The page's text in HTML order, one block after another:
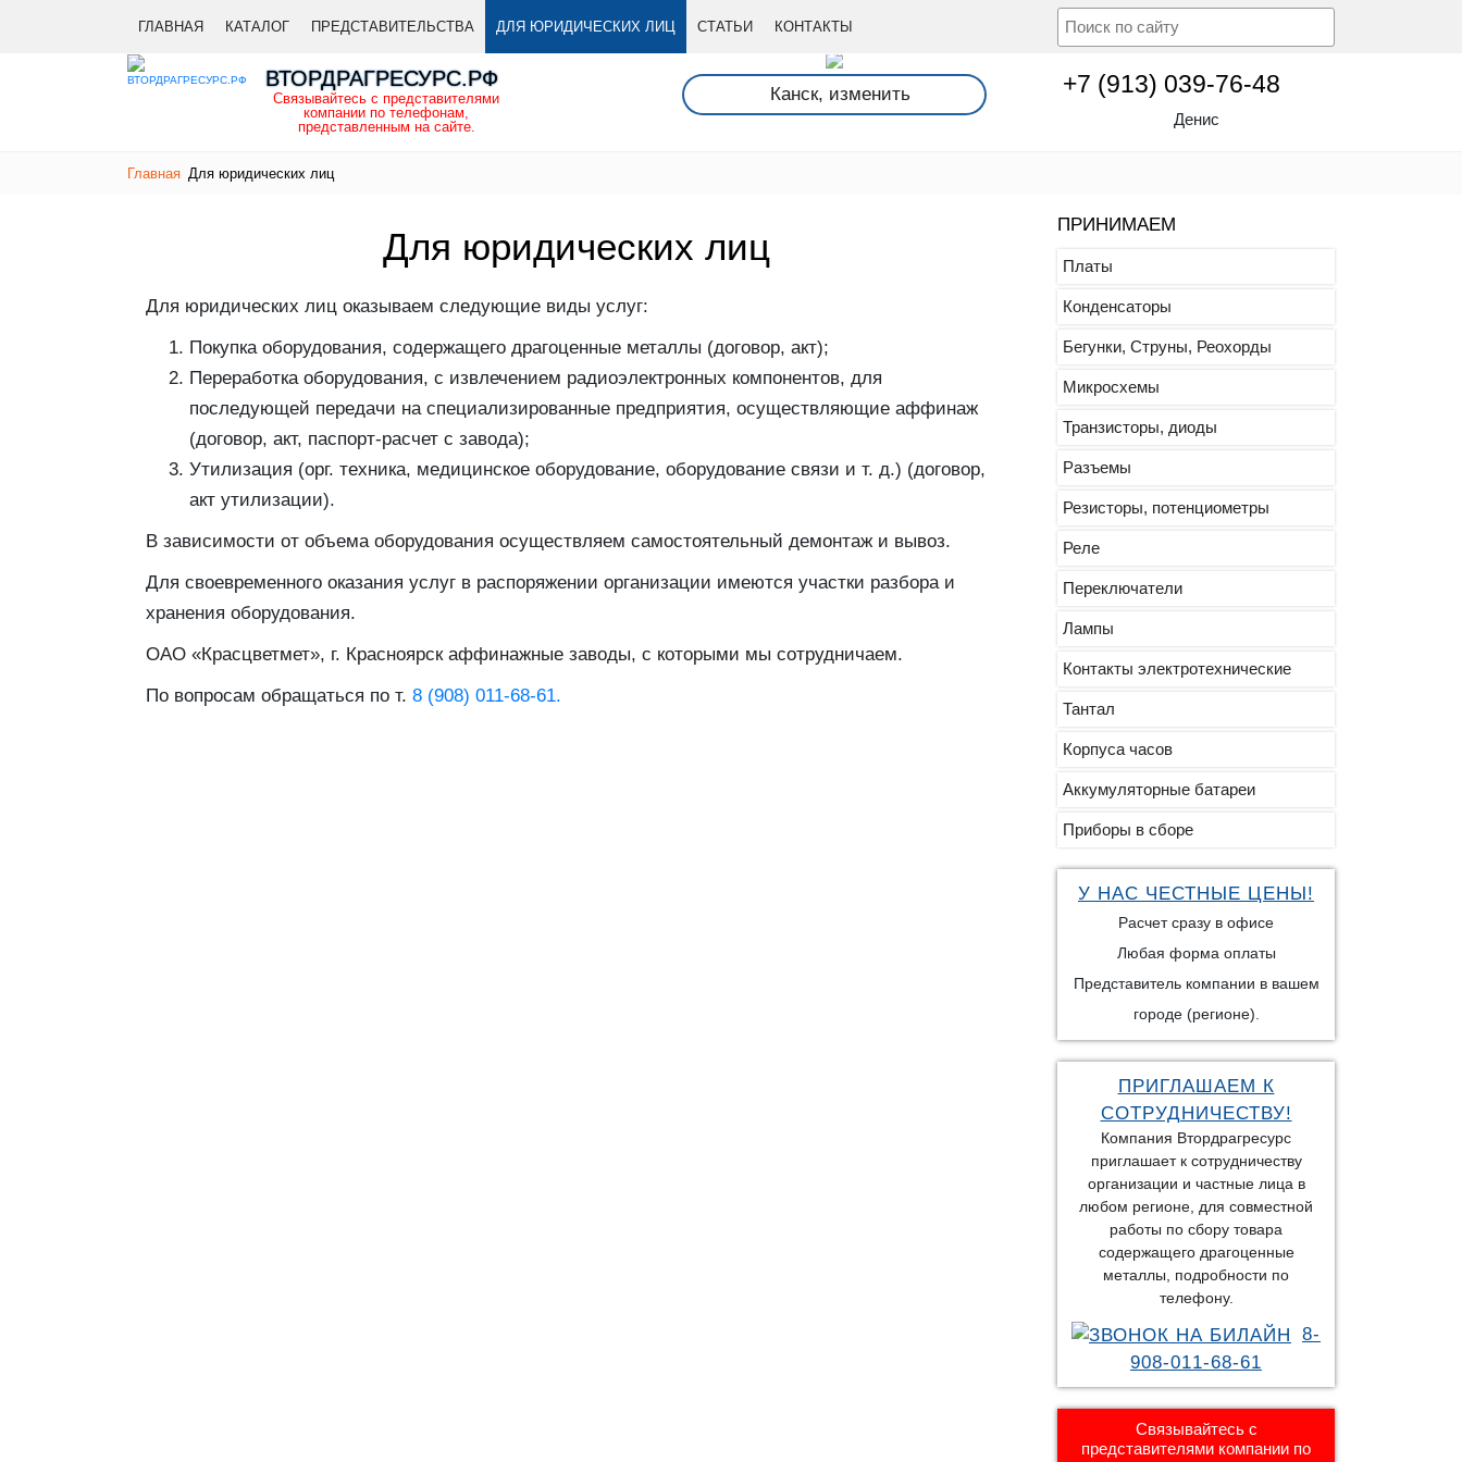
ГЛАВНАЯ КАТАЛОГ ПРЕДСТАВИТЕЛЬСТВА ДЛЯ ЮРИДИЧЕСКИХ ЛИЦ СТАТЬИ КОНТАКТЫ
ВТОРДРАГРЕСУРС.РФ
Связывайтесь с представителями
компании по телефонам,
представленным на сайте.
Канск, изменить +7 (913) 039-76-48
Денис
Главная Для юридических лиц
Для юридических лиц
Для юридических лиц оказываем следующие виды услуг:
Покупка оборудования, содержащего драгоценные металлы (договор, акт);
Переработка оборудования, с извлечением радиоэлектронных компонентов, для
последующей передачи на специализированные предприятия, осуществляющие аффинаж
(договор, акт, паспорт-расчет с завода);
Утилизация (орг. техника, медицинское оборудование, оборудование связи и т. д.) (договор,
акт утилизации).
В зависимости от объема оборудования осуществляем самостоятельный демонтаж и вывоз.
Для своевременного оказания услуг в распоряжении организации имеются участки разбора и
хранения оборудования.
ОАО «Красцветмет», г. Красноярск аффинажные заводы, с которыми мы сотрудничаем.
По вопросам обращаться по т. 8 (908) 011-68-61.
ПРИНИМАЕМ
Платы
Конденсаторы
Бегунки, Струны, Реохорды
Микросхемы
Транзисторы, диоды
Разъемы
Резисторы, потенциометры
Реле
Переключатели
Лампы
Контакты электротехнические
Тантал
Корпуса часов
Аккумуляторные батареи
Приборы в сборе
У НАС ЧЕСТНЫЕ ЦЕНЫ!
Расчет сразу в офисе
Любая форма оплаты
Представитель компании в вашем
городе (регионе).
ПРИГЛАШАЕМ К
СОТРУДНИЧЕСТВУ!
Компания Втордрагресурс
приглашает к сотрудничеству
организации и частные лица в
любом регионе, для совместной
работы по сбору товара
содержащего драгоценные
металлы, подробности по
телефону.
8-
908-011-68-61
Связывайтесь с
представителями компании по